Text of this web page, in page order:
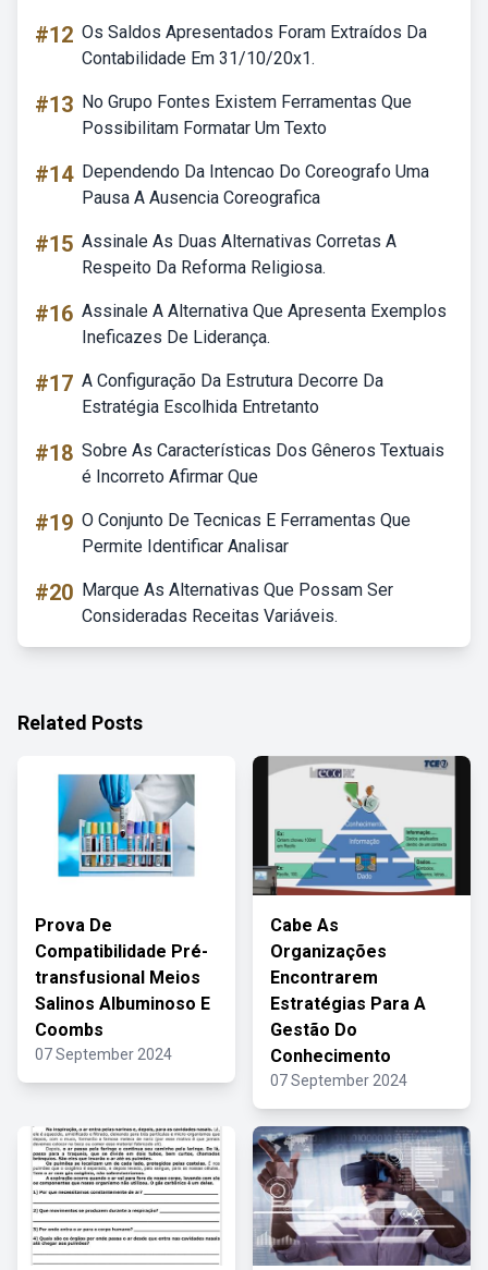
#12 Os Saldos Apresentados Foram Extraídos Da
Contabilidade Em 31/10/20x1.
#13 No Grupo Fontes Existem Ferramentas Que
Possibilitam Formatar Um Texto
#14 Dependendo Da Intencao Do Coreografo Uma
Pausa A Ausencia Coreografica
#15 Assinale As Duas Alternativas Corretas A
Respeito Da Reforma Religiosa.
#16 Assinale A Alternativa Que Apresenta Exemplos
Ineficazes De Liderança.
#17 A Configuração Da Estrutura Decorre Da
Estratégia Escolhida Entretanto
#18 Sobre As Características Dos Gêneros Textuais
é Incorreto Afirmar Que
#19 O Conjunto De Tecnicas E Ferramentas Que
Permite Identificar Analisar
#20 Marque As Alternativas Que Possam Ser
Consideradas Receitas Variáveis.
Related Posts
Prova De
Compatibilidade Pré-
transfusional Meios
Salinos Albuminoso E
Coombs
07 September 2024
Cabe As
Organizações
Encontrarem
Estratégias Para A
Gestão Do
Conhecimento
07 September 2024